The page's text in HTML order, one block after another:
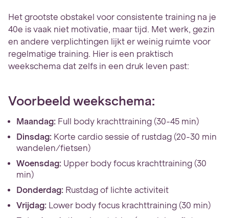
Het grootste obstakel voor consistente training na je
40e is vaak niet motivatie, maar tijd. Met werk, gezin
en andere verplichtingen lijkt er weinig ruimte voor
regelmatige training. Hier is een praktisch
weekschema dat zelfs in een druk leven past:
Voorbeeld weekschema:
Maandag: Full body krachttraining (30-45 min)
Dinsdag: Korte cardio sessie of rustdag (20-30 min
wandelen/fietsen)
Woensdag: Upper body focus krachttraining (30
min)
Donderdag: Rustdag of lichte activiteit
Vrijdag: Lower body focus krachttraining (30 min)